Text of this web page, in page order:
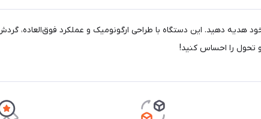
هدیه دهید. این دستگاه با طراحی ارگونومیک و عملکرد
تحول را احساس کنید!